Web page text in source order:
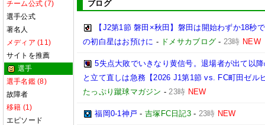
チーム公式 (7)
選手公式
著名人
メディア (11)
サイトを推薦
選手
選手名鑑 (8)
故障者
移籍 (1)
エピソード
ブログ
【J2第1節 磐田×秋田】磐田は開始わずか18秒
の初白星はお預けに - ドメサカブログ - 23時 NEW
5失点大敗でいきなり黄信号。退場者が出て以
と立て直しは急務【2026 J1第1節 vs. FC町田ゼル
たっぷり蹴球マガジン -23時 NEW
福岡0-1神戸 - 吉塚FC日記3- 23時 NEW